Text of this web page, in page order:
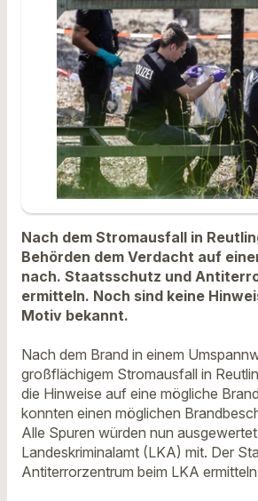
Nach dem Stromausfall in
Behörden dem Verdacht auf
nach. Staatsschutz und
ermitteln. Noch sind keine
Motiv bekannt.
Nach dem Brand in einem
großflächigem Stromausfall in
die Hinweise auf eine mögliche
konnten einen möglichen
Alle Spuren würden nun
Landeskriminalamt (LKA) mit. Der
Antiterrorzentrum beim LKA